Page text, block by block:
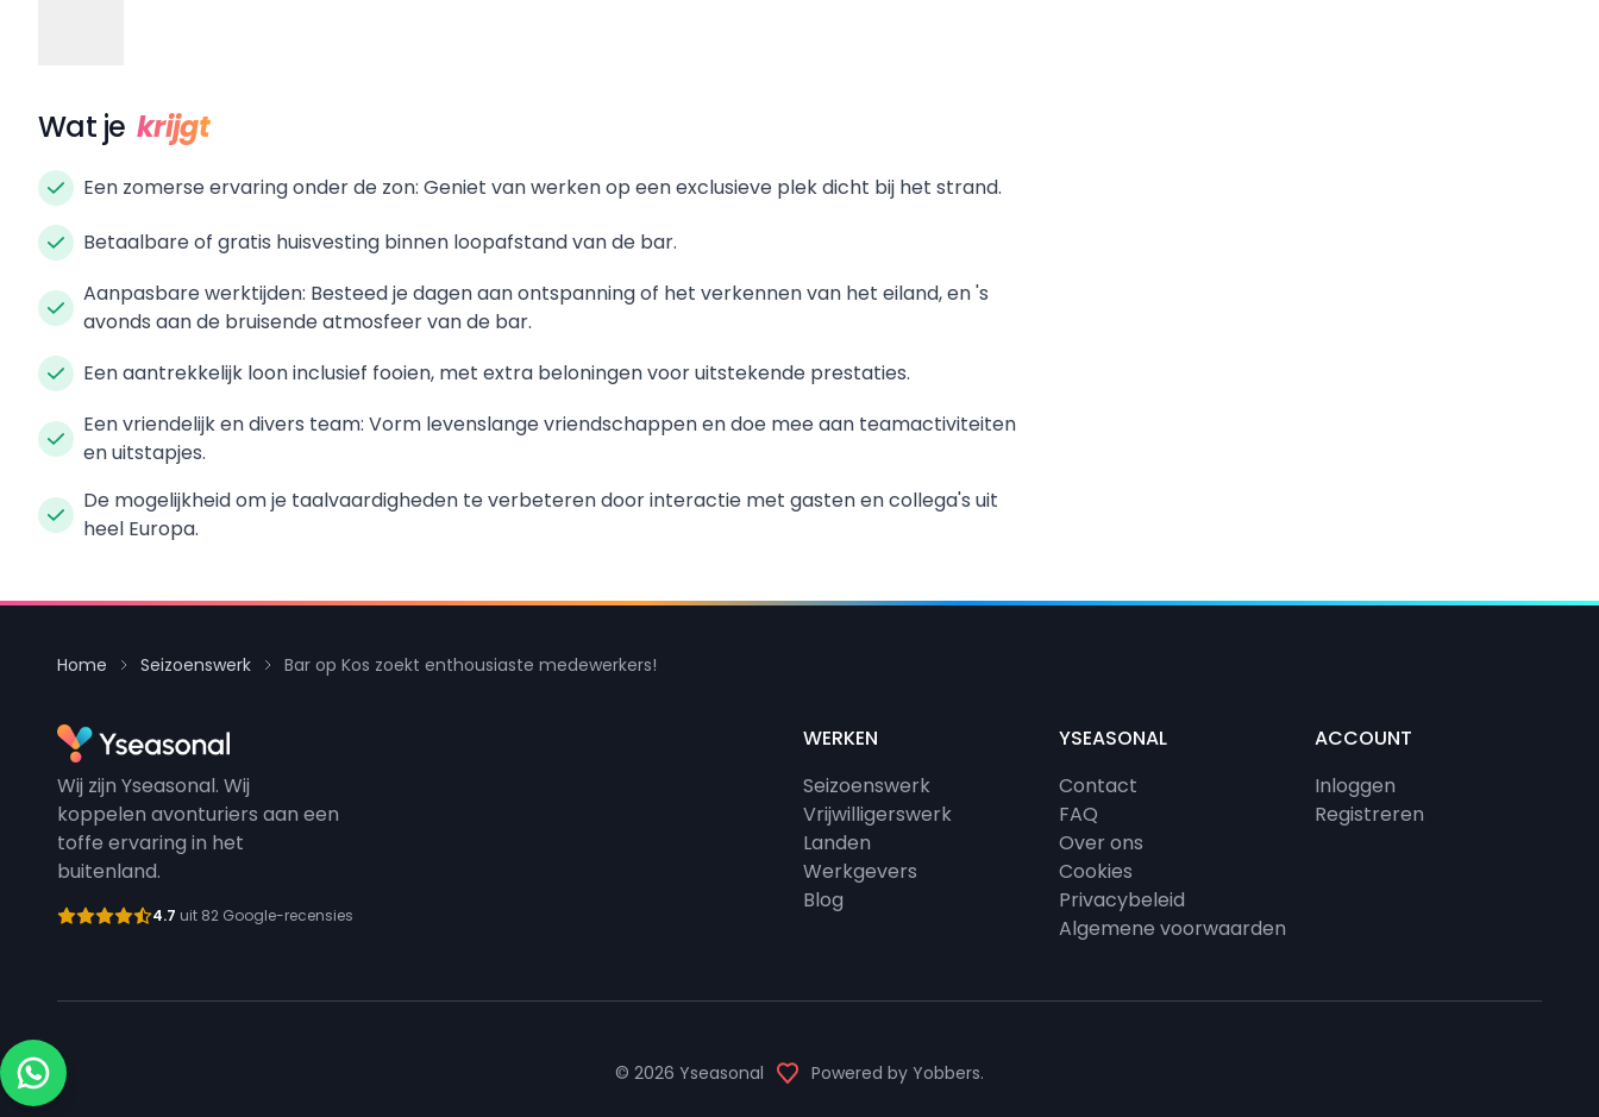
Wat je krijgt
Een zomerse ervaring onder de zon: Geniet van werken op een exclusieve plek dicht bij het strand.
Betaalbare of gratis huisvesting binnen loopafstand van de bar.
Aanpasbare werktijden: Besteed je dagen aan ontspanning of het verkennen van het eiland, en 's
avonds aan de bruisende atmosfeer van de bar.
Een aantrekkelijk loon inclusief fooien, met extra beloningen voor uitstekende prestaties.
Een vriendelijk en divers team: Vorm levenslange vriendschappen en doe mee aan teamactiviteiten
en uitstapjes.
De mogelijkheid om je taalvaardigheden te verbeteren door interactie met gasten en collega's uit
heel Europa.
Home Seizoenswerk Bar op Kos zoekt enthousiaste medewerkers!
Wij zijn Yseasonal. Wij
koppelen avonturiers aan een
toffe ervaring in het
buitenland.
4.7 uit 82 Google-recensies
WERKEN
Seizoenswerk
Vrijwilligerswerk
Landen
Werkgevers
Blog
YSEASONAL
Contact
FAQ
Over ons
Cookies
Privacybeleid
Algemene voorwaarden
ACCOUNT
Inloggen
Registreren
© 2026 Yseasonal Powered by Yobbers.